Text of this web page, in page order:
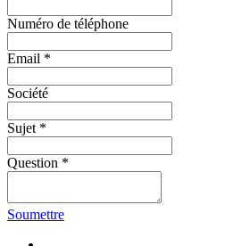
Numéro de téléphone
Email *
Société
Sujet *
Question *
Soumettre